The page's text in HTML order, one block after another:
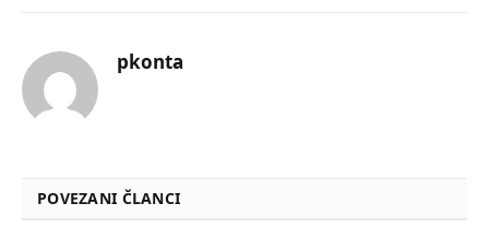
pkonta
POVEZANI ČLANCI